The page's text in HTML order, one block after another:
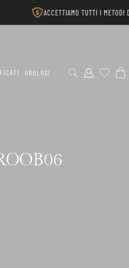
ACCETTIAMO TUTTI I METODI
OROLOGI